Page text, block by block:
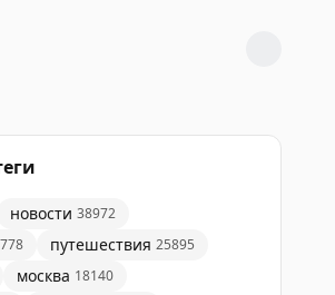
новости 38972
путешествия 25895
москва 18140